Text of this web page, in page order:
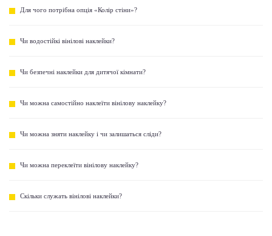
Для чого потрібна опція «Колір стіни»?
Чи водостійкі вінілові наклейки?
Чи безпечні наклейки для дитячої кімнати?
Чи можна самостійно наклеїти вінілову наклейку?
Чи можна зняти наклейку і чи залишаться сліди?
Чи можна переклеїти вінілову наклейку?
Скільки служать вінілові наклейки?